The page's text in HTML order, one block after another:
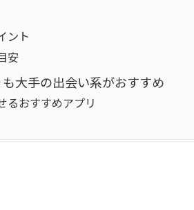
ント
安
大手の出会い系がおすすめ
るおすすめアプリ